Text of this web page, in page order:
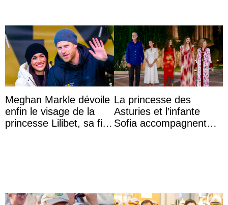
Meghan Markle dévoile
enfin le visage de la
princesse Lilibet, sa fille
La princesse des
Asturies et l’infante
Sofia accompagnent